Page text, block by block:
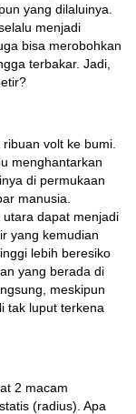
yang dilaluinya.
menjadi
bisa merobohkan
terbakar. Jadi,
volt ke bumi.
menghantarkan
di permukaan
manusia.
dapat menjadi
yang kemudian
lebih beresiko
yang berada di
meskipun
tak luput terkena
2 macam
(radius). Apa